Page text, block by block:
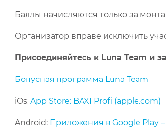
Баллы начисляются только за
Организатор вправе исключить
Присоединяйтесь к Luna Team и
Бонусная программа Luna Team
iOs: App Store: BAXI Profi (apple.com)
Android: Приложения в Google Play –